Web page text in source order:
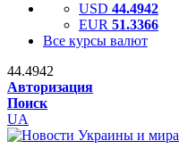
USD 44.4942
EUR 51.3366
Все курсы валют
44.4942
Авторизация
Поиск
UA